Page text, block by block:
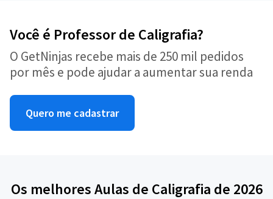
Você é Professor de Caligrafia?
O GetNinjas recebe mais de 250 mil pedidos
por mês e pode ajudar a aumentar sua renda
Quero me cadastrar
Os melhores Aulas de Caligrafia de 2026